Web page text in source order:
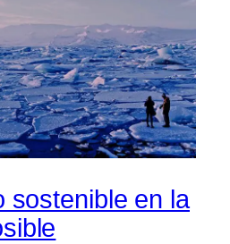
sostenible en la